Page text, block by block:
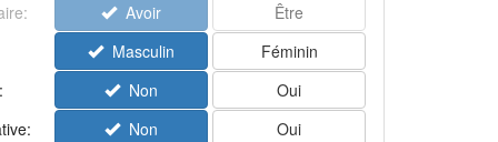
Avoir
Être
Masculin
Féminin
Non
Oui
Non
Oui